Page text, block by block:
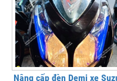
Nâng cấp đèn Demi xe